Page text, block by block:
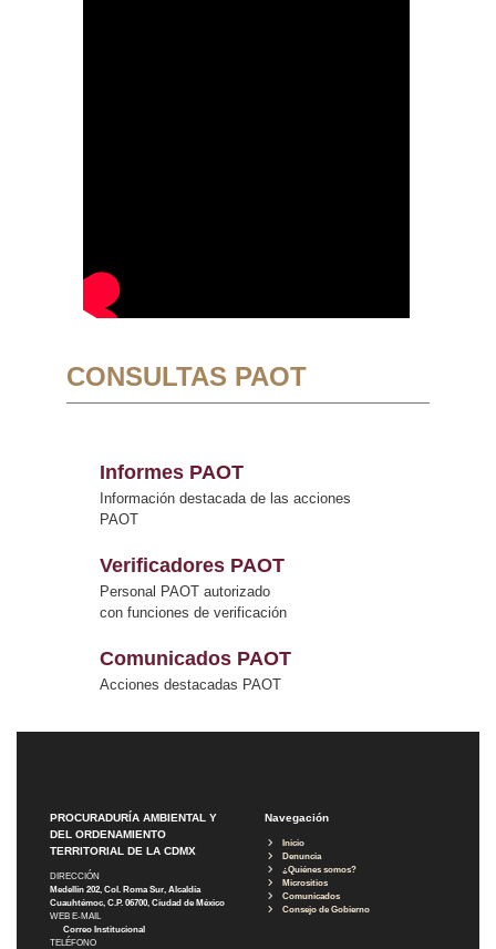
CONSULTAS PAOT
Informes PAOT
Información destacada de las acciones
PAOT
Verificadores PAOT
Personal PAOT autorizado
con funciones de verificación
Comunicados PAOT
Acciones destacadas PAOT
PROCURADURÍA AMBIENTAL Y
DEL ORDENAMIENTO
TERRITORIAL DE LA CDMX
DIRECCIÓN
Medellín 202, Col. Roma Sur, Alcaldía
Cuauhtémoc, C.P. 06700, Ciudad de México
WEB E-MAIL
Correo Institucional
TELÉFONO
Navegación
Inicio
Denuncia
¿Quiénes somos?
Micrositios
Comunicados
Consejo de Gobierno